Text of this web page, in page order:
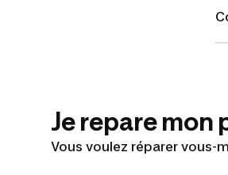
Je repare mon
Vous voulez réparer vous-